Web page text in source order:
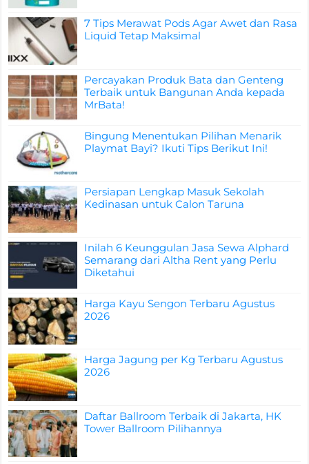
7 Tips Merawat Pods Agar Awet dan Rasa
Liquid Tetap Maksimal
Percayakan Produk Bata dan Genteng
Terbaik untuk Bangunan Anda kepada
MrBata!
Bingung Menentukan Pilihan Menarik
Playmat Bayi? Ikuti Tips Berikut Ini!
Persiapan Lengkap Masuk Sekolah
Kedinasan untuk Calon Taruna
Inilah 6 Keunggulan Jasa Sewa Alphard
Semarang dari Altha Rent yang Perlu
Diketahui
Harga Kayu Sengon Terbaru Agustus
2026
Harga Jagung per Kg Terbaru Agustus
2026
Daftar Ballroom Terbaik di Jakarta, HK
Tower Ballroom Pilihannya